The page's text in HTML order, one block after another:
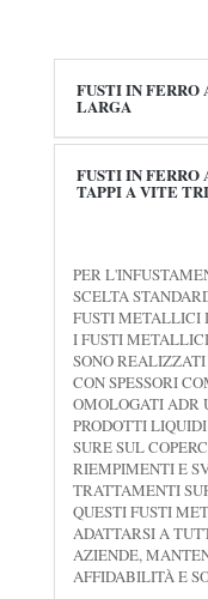
FUSTI IN FERRO
LARGA
FUSTI IN FERRO
TAPPI A VITE
PER
SCELTA
FUSTI METALLICI
I FUSTI
SONO
CON SPESSORI
OMOLOGATI ADR
PRODOTTI
SURE SUL
RIEMPIMENTI E
TRATTAMENTI
QUESTI FUSTI
ADATTARSI A
AZIENDE,
AFFIDABILITÀ E